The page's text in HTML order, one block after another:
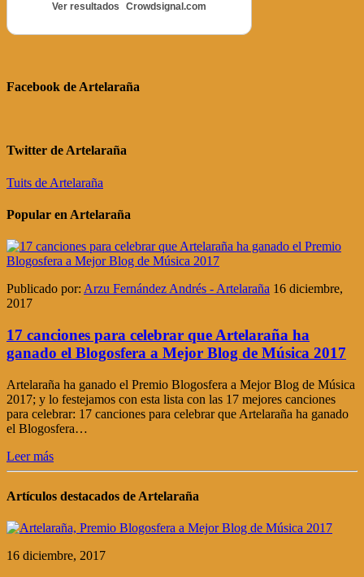
Ver resultados Crowdsignal.com
Facebook de Artelaraña
Twitter de Artelaraña
Tuits de Artelaraña
Popular en Artelaraña
Publicado por: Arzu Fernández Andrés - Artelaraña 16 diciembre,
2017
17 canciones para celebrar que Artelaraña ha
ganado el Blogosfera a Mejor Blog de Música 2017
Artelaraña ha ganado el Premio Blogosfera a Mejor Blog de Música
2017; y lo festejamos con esta lista con las 17 mejores canciones
para celebrar: 17 canciones para celebrar que Artelaraña ha ganado
el Blogosfera…
Leer más
Artículos destacados de Artelaraña
16 diciembre, 2017